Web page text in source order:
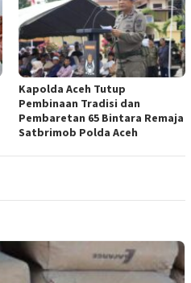
Kapolda Aceh Tutup
Pembinaan Tradisi dan
Pembaretan 65 Bintara Remaja
Satbrimob Polda Aceh